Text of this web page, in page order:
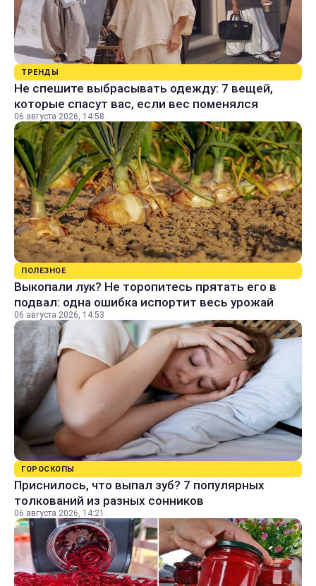
ТРЕНДЫ
Не спешите выбрасывать одежду: 7 вещей,
которые спасут вас, если вес поменялся
06 августа 2026, 14:58
ПОЛЕЗНОЕ
Выкопали лук? Не торопитесь прятать его в
подвал: одна ошибка испортит весь урожай
06 августа 2026, 14:53
ГОРОСКОПЫ
Приснилось, что выпал зуб? 7 популярных
толкований из разных сонников
06 августа 2026, 14:21